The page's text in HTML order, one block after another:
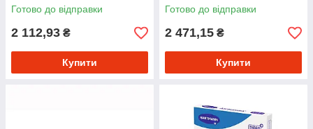
Готово до відправки
2 112,93 ₴
Купити
Готово до відправки
2 471,15 ₴
Купити